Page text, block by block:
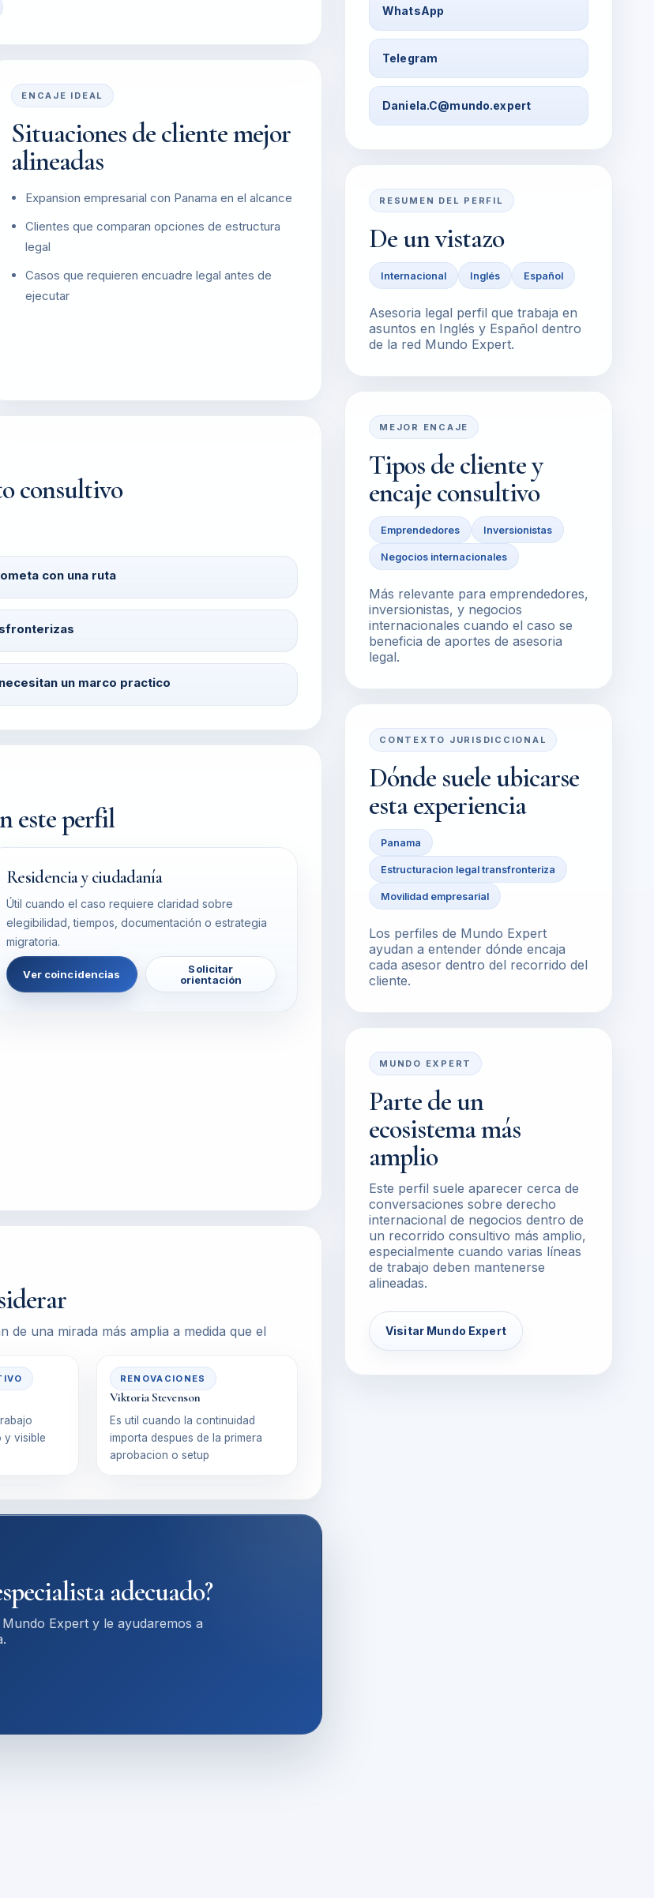
ENCAJE IDEAL
Situaciones de cliente mejor
alineadas
Expansion empresarial con Panama en el alcance
Clientes que comparan opciones de estructura
legal
Casos que requieren encuadre legal antes de
ejecutar
consultivo
con una ruta
un marco practico
este perfil
Residencia y ciudadanía
Útil cuando el caso requiere claridad sobre
elegibilidad, tiempos, documentación o estrategia
migratoria.
Ver coincidencias
Solicitar
orientación
una mirada más amplia a medida que el
y visible
RENOVACIONES
Viktoria Stevenson
Es util cuando la continuidad
importa despues de la primera
aprobacion o setup
adecuado?
Expert y le ayudaremos a
WhatsApp
Telegram
Daniela.C@mundo.expert
RESUMEN DEL PERFIL
De un vistazo
Internacional Inglés Español
Asesoria legal perfil que trabaja en
asuntos en Inglés y Español dentro
de la red Mundo Expert.
MEJOR ENCAJE
Tipos de cliente y
encaje consultivo
Emprendedores Inversionistas
Negocios internacionales
Más relevante para emprendedores,
inversionistas, y negocios
internacionales cuando el caso se
beneficia de aportes de asesoria
legal.
CONTEXTO JURISDICCIONAL
Dónde suele ubicarse
esta experiencia
Panama
Estructuracion legal transfronteriza
Movilidad empresarial
Los perfiles de Mundo Expert
ayudan a entender dónde encaja
cada asesor dentro del recorrido del
cliente.
MUNDO EXPERT
Parte de un
ecosistema más
amplio
Este perfil suele aparecer cerca de
conversaciones sobre derecho
internacional de negocios dentro de
un recorrido consultivo más amplio,
especialmente cuando varias líneas
de trabajo deben mantenerse
alineadas.
Visitar Mundo Expert